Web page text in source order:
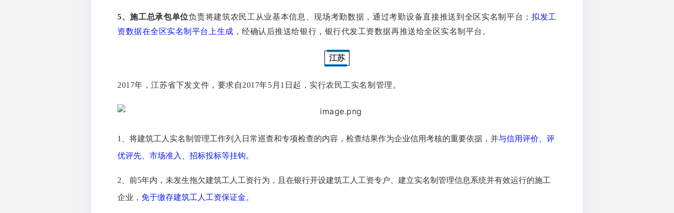
5、施工总承包单位负责将建筑农民工从业基本信息、现场考勤数据，通过考勤设备直接推送到全区实名制平台； 拟发工
资数据在全区实名制平台上生成 ，经确认后推送给银行，银行代发工资数据再推送给全区实名制平台。
江苏
2017年，江苏省下发文件，要求自2017年5月1日起，实行农民工实名制管理。
1、将建筑工人实名制管理工作列入日常巡查和专项检查的内容，检查结果作为企业信用考核的重要依据，并与信用评价、评
优评先、市场准入、招标投标等挂钩。
2、前5年内，未发生拖欠建筑工人工资行为，且在银行开设建筑工人工资专户、建立实名制管理信息系统并有效运行的施工
企业， 免于缴存建筑工人工资保证金。